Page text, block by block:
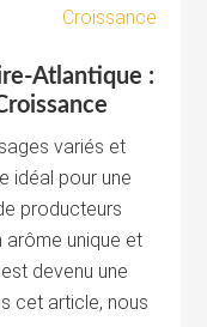
Atlantique :
variés et
idéal pour une
producteurs
arôme unique et
devenu une
cet article, nous